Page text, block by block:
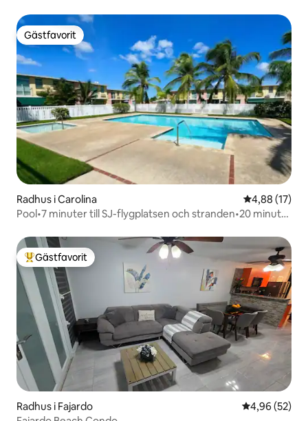
Gästfavorit
Gästfavorit
Radhus i Carolina 4,88 av 5 i
4,88 (17)
Pool•7 minuter till SJ-flygplatsen och stranden•20 minuter
Populär gästfavorit
Gästfavorit
Radhus i Fajardo 4,96 av 5 i
4,96 (52)